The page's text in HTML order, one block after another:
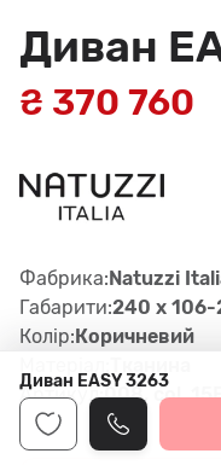
Диван
₴ 370 760
Фабрика:Natuzzi
Габарити:240 x 106-
Колір:Коричневий
Артикул:008, col.
Диван EASY 3263